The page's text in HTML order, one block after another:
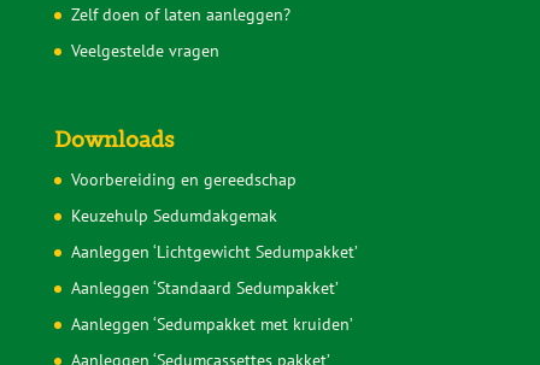
Zelf doen of laten aanleggen?
Veelgestelde vragen
Downloads
Voorbereiding en gereedschap
Keuzehulp Sedumdakgemak
Aanleggen ‘Lichtgewicht Sedumpakket’
Aanleggen ‘Standaard Sedumpakket’
Aanleggen ‘Sedumpakket met kruiden’
Aanleggen ‘Sedumcassettes pakket’